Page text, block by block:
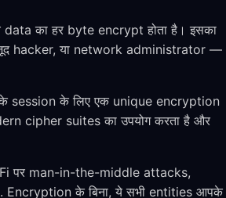
का हर byte encrypt होता है। इसका
hacker, या network administrator —
session के लिए एक unique encryption
cipher suites का उपयोग करता है और
Fi पर man-in-the-middle attacks,
के बिना, ये सभी entities आपके